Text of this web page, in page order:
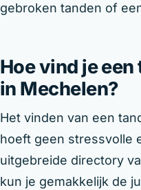
gebroken tanden of
Hoe vind je
in Mechelen?
Het vinden van een
hoeft geen stressvolle
uitgebreide directory
kun je gemakkelijk de